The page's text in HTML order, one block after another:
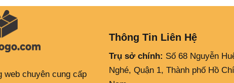
web chuyên cung cấp
Thông Tin Liên Hệ
Trụ sở chính: Số 68 Nguyễn
Nghé, Quận 1, Thành phố Hồ